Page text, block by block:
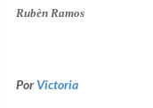
Rubèn Ramos
PorVictoria